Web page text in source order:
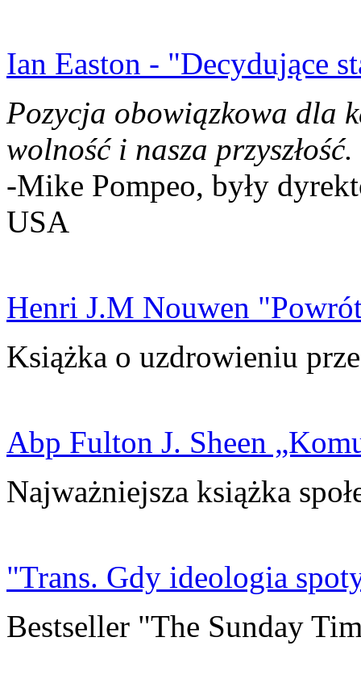
Ian Easton - "Decydujące
Pozycja obowiązkowa dla
wolność i nasza przyszłość.
-Mike Pompeo, były
USA
Henri J.M Nouwen
Książka o uzdrowieniu
Abp Fulton J. Sheen
Najważniejsza książka
"Trans. Gdy ideologia
Bestseller "The Sunday